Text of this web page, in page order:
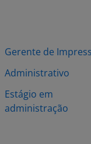
Gerente de
Administrativo
Estágio em
administração